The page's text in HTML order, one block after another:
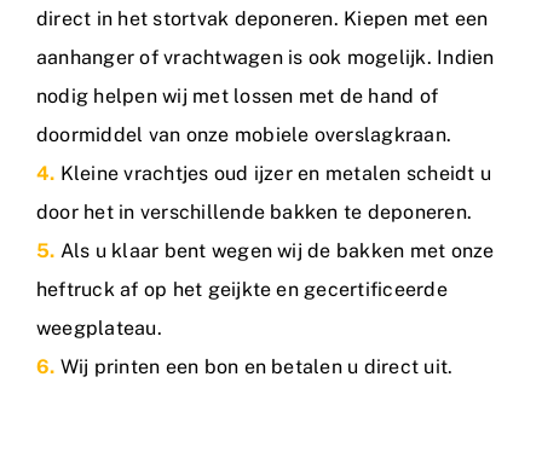
direct in het stortvak deponeren. Kiepen met een
aanhanger of vrachtwagen is ook mogelijk. Indien
nodig helpen wij met lossen met de hand of
doormiddel van onze mobiele overslagkraan.
4. Kleine vrachtjes oud ijzer en metalen scheidt u
door het in verschillende bakken te deponeren.
5. Als u klaar bent wegen wij de bakken met onze
heftruck af op het geijkte en gecertificeerde
weegplateau.
6. Wij printen een bon en betalen u direct uit.